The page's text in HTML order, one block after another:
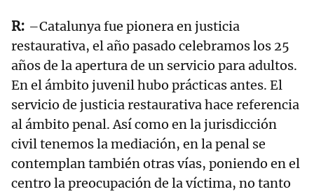
–Catalunya fue pionera en justicia
restaurativa, el año pasado celebramos los 25
años de la apertura de un servicio para adultos.
En el ámbito juvenil hubo prácticas antes. El
servicio de justicia restaurativa hace referencia
al ámbito penal. Así como en la jurisdicción
civil tenemos la mediación, en la penal se
contemplan también otras vías, poniendo en el
centro la preocupación de la víctima, no tanto